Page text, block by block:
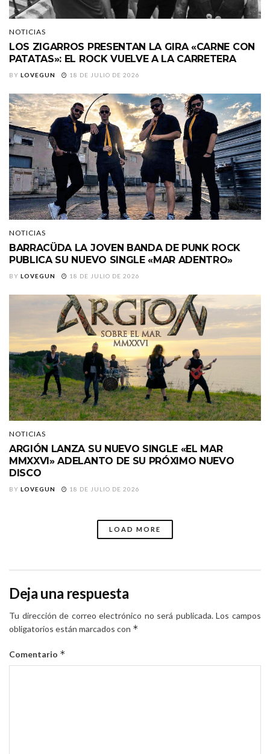
NOTICIAS
LOS ZIGARROS PRESENTAN LA GIRA «CARNE CON
PATATAS»: EL ROCK VUELVE A LA CARRETERA
BY LOVEGUN 18 DE JULIO DE 2026
NOTICIAS
BARRACÜDA LA JOVEN BANDA DE PUNK ROCK
PUBLICA SU NUEVO SINGLE «MAR ADENTRO»
BY LOVEGUN 18 DE JULIO DE 2026
NOTICIAS
ARGIÓN LANZA SU NUEVO SINGLE «EL MAR
MMXXVI» ADELANTO DE SU PRÓXIMO NUEVO
DISCO
BY LOVEGUN 18 DE JULIO DE 2026
LOAD MORE
Deja una respuesta
Tu dirección de correo electrónico no será publicada. Los campos
obligatorios están marcados con *
Comentario *